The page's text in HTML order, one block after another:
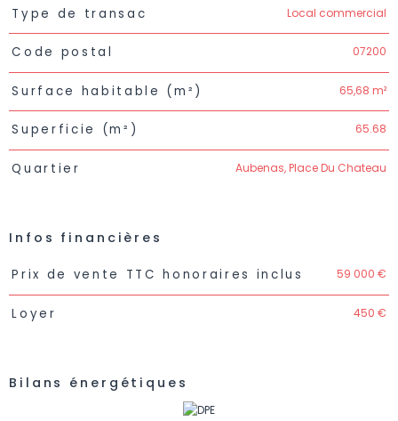
Caractéristiques Valeurs
Type de transac Local commercial
Code postal 07200
Surface habitable (m²) 65,68 m²
Superficie (m²) 65.68
Quartier Aubenas, Place Du Chateau
Infos financières
Caractéristiques Valeurs
Prix de vente TTC honoraires inclus 59 000 €
Loyer 450 €
Bilans énergétiques